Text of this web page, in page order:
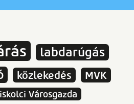
labdarúgás
közlekedés MVK
Városgazda